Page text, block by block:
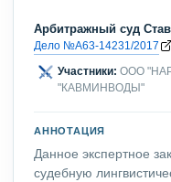
Арбитражный суд
Дело №А63-14231/2017
Участники: ООО
"КАВМИНВОДЫ"
АННОТАЦИЯ
Данное экспертное
судебную